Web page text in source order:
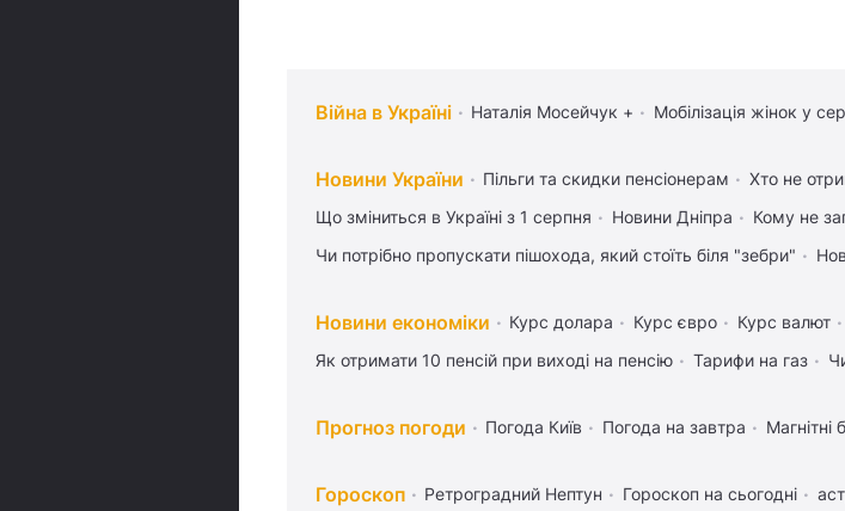
Війна в Україні Наталія Мосейчук + Мобілізація жінок у
Новини України Пільги та скидки пенсіонерам Хто не
Що зміниться в Україні з 1 серпня
Новини Дніпра Кому не
Чи потрібно пропускати пішохода, який стоїть біля "зебри"
Новини економіки Курс долара Курс євро Курс валют
Як отримати 10 пенсій при виході на пенсію
Тарифи на газ
Прогноз погоди Погода Київ Погода на завтра Магнітні
Гороскоп Ретроградний Нептун Гороскоп на сьогодні